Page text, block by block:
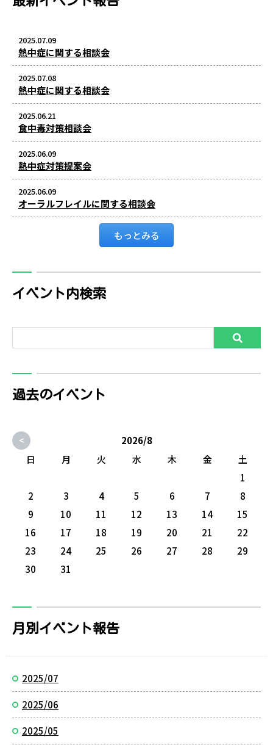
2025.07.09
熱中症に関する相談会
2025.07.08
熱中症に関する相談会
2025.06.21
食中毒対策相談会
2025.06.09
熱中症対策提案会
2025.06.09
オーラルフレイルに関する相談会
もっとみる
イベント内検索
過去のイベント
<
2026/8
日
月 火 水 木 金
土
1
2
3 4 5 6 7
8
9
10 11 12 13 14
15
16
17 18 19 20 21
22
23
24 25 26 27 28
29
30
31
月別イベント報告
2025/07
2025/06
2025/05